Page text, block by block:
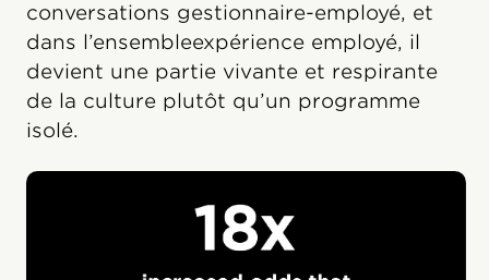
conversations gestionnaire-employé, et
dans l’ensembleexpérience employé, il
devient une partie vivante et respirante
de la culture plutôt qu’un programme
isolé.